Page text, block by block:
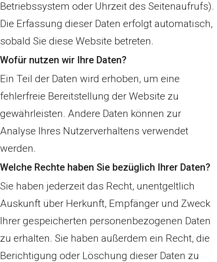
Betriebssystem oder Uhrzeit des Seitenaufrufs).
Die Erfassung dieser Daten erfolgt automatisch,
sobald Sie diese Website betreten.
Wofür nutzen wir Ihre Daten?
Ein Teil der Daten wird erhoben, um eine
fehlerfreie Bereitstellung der Website zu
gewährleisten. Andere Daten können zur
Analyse Ihres Nutzerverhaltens verwendet
werden.
Welche Rechte haben Sie bezüglich Ihrer Daten?
Sie haben jederzeit das Recht, unentgeltlich
Auskunft über Herkunft, Empfänger und Zweck
Ihrer gespeicherten personenbezogenen Daten
zu erhalten. Sie haben außerdem ein Recht, die
Berichtigung oder Löschung dieser Daten zu